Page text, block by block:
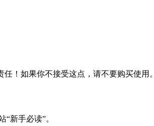
！如果你不接受这点，请不要购买使用。
新手必读”。